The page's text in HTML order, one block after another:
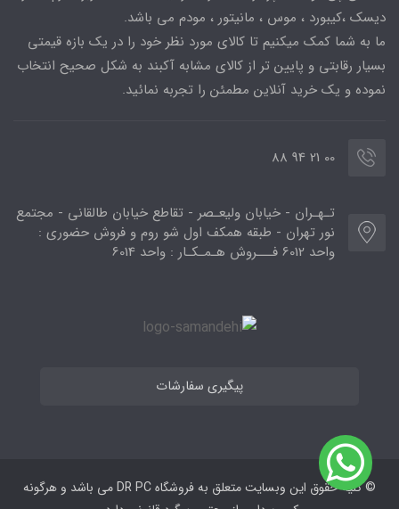
دیسک ،کیبورد ، موس ، مانیتور ، مودم می باشد.
ما به شما کمک میکنیم تا کالای مورد نظر خود را در یک بازه قیمتی
بسیار رقابتی و پایین تر از کالای مشابه آکبند به شکل صحیح انتخاب
نموده و یک خرید آنلاین مطمئن را تجربه نمائید.
00 21 94 88
تـهـران - خیابان ولیعـصر - تقاطع خیابان طالقانی - مجتمع
نور تهران - طبقه همکف اول شو روم و فروش حضوری :
واحد 6012 فـــروش هـمـکـار : واحد 6014
پیگیری سفارشات
© کلیه حقوق این وبسایت متعلق به فروشگاه DR PC می ‌باشد و هرگونه